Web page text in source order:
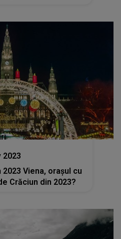
2023
Viena, orașul cu
Crăciun din 2023?